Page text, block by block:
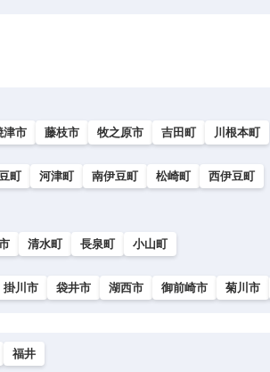
津市 藤枝市 牧之原市 吉田町 川根本町
町 河津町 南伊豆町 松崎町
西伊豆町
清水町 長泉町 小山町
掛川市 袋井市 湖西市 御前崎市 菊川市
福井